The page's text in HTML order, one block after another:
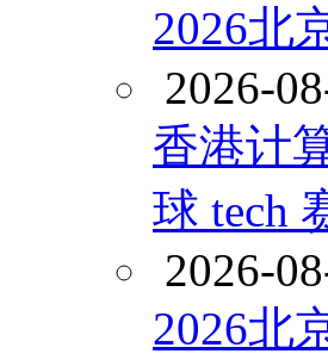
2026北
2026-
香港计
球 tech
2026-
2026北